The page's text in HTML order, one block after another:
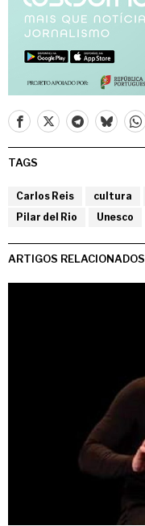
TAGS
Carlos Reis cultura
Pilar del Rio
Unesco
ARTIGOS RELACIONADOS